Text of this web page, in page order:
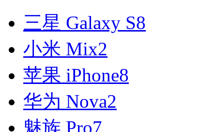
三星 Galaxy S8
小米 Mix2
苹果 iPhone8
华为 Nova2
魅族 Pro7